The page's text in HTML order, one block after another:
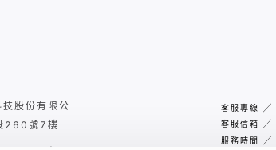
股份有限公
260號7樓
客服專線 ╱
客服信箱
╱
服務時間
╱